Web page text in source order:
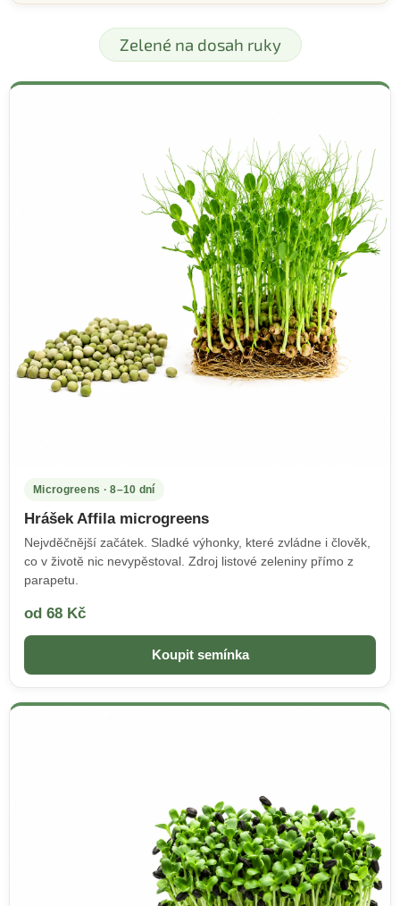
Zelené na dosah ruky
Microgreens · 8–10 dní
Hrášek Affila microgreens
Nejvděčnější začátek. Sladké výhonky, které zvládne i člověk,
co v životě nic nevypěstoval. Zdroj listové zeleniny přímo z
parapetu.
od 68 Kč
Koupit semínka